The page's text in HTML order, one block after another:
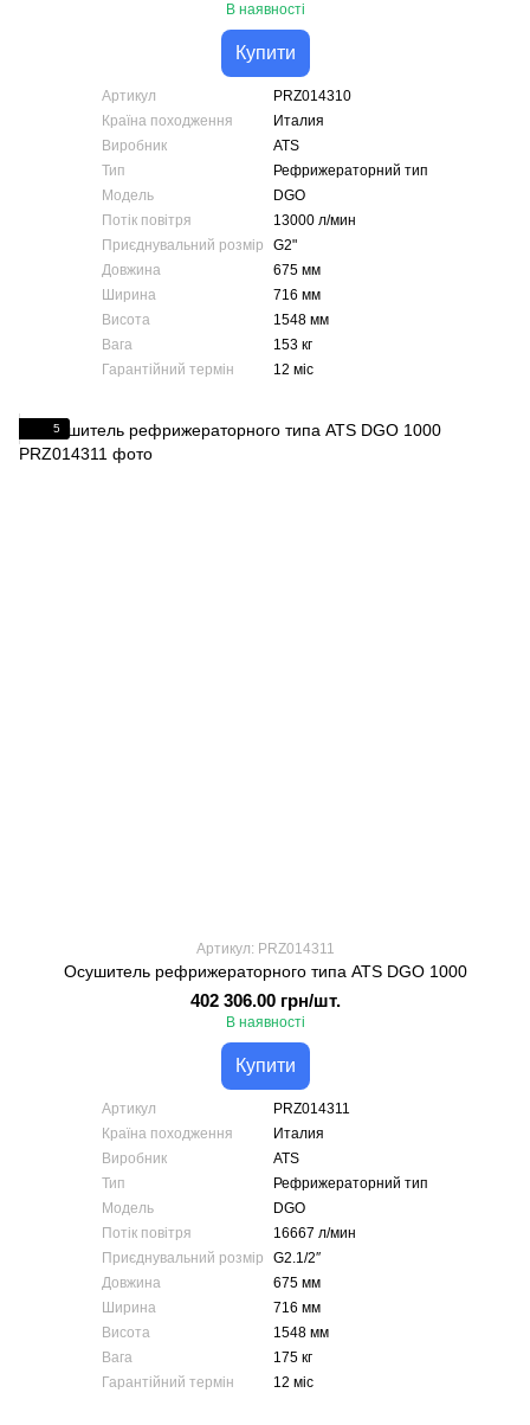
В наявності
Купити
Артикул
PRZ014310
Країна походження
Италия
Виробник
ATS
Тип
Рефрижераторний тип
Модель
DGO
Потік повітря
13000 л/мин
Приєднувальний розмір
G2"
Довжина
675 мм
Ширина
716 мм
Висота
1548 мм
Вага
153 кг
Гарантійний термін
12 міс
5
Артикул: PRZ014311
Осушитель рефрижераторного типа ATS DGO 1000
402 306.00 грн/шт.
В наявності
Купити
Артикул
PRZ014311
Країна походження
Италия
Виробник
ATS
Тип
Рефрижераторний тип
Модель
DGO
Потік повітря
16667 л/мин
Приєднувальний розмір
G2.1/2″
Довжина
675 мм
Ширина
716 мм
Висота
1548 мм
Вага
175 кг
Гарантійний термін
12 міс